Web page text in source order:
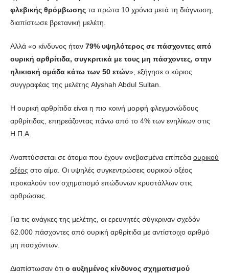
φλεβικής θρόμβωσης τα πρώτα 10 χρόνια μετά τη διάγνωση,
διαπίστωσε βρετανική μελέτη.
Αλλά «ο κίνδυνος ήταν 79% υψηλότερος σε πάσχοντες από
ουρική αρθρίτιδα, συγκριτικά με τους μη πάσχοντες, στην
ηλικιακή ομάδα κάτω των 50 ετών», εξήγησε ο κύριος
συγγραφέας της μελέτης Alyshah Abdul Sultan.
Η ουρική αρθρίτιδα είναι η πιο κοινή μορφή φλεγμονώδους
αρθρίτιδας, επηρεάζοντας πάνω από το 4% των ενηλίκων στις
Η.Π.Α.
Αναπτύσσεται σε άτομα που έχουν ανεβασμένα επίπεδα ουρικού
οξέος στο αίμα. Οι υψηλές συγκεντρώσεις ουρικού οξέος
προκαλούν τον σχηματισμό επώδυνων κρυστάλλων στις
αρθρώσεις.
Για τις ανάγκες της μελέτης, οι ερευνητές σύγκριναν σχεδόν
62.000 πάσχοντες από ουρική αρθρίτιδα με αντίστοιχο αριθμό
μη πασχόντων.
Διαπίστωσαν ότι ο αυξημένος κίνδυνος σχηματισμού